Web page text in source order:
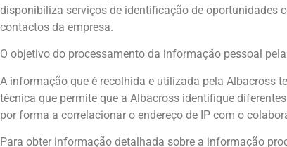
disponibiliza serviços de identificação de oportunidades
contactos da empresa.
O objetivo do processamento da informação pessoal
A informação que é recolhida e utilizada pela Albacross
técnica que permite que a Albacross identifique
por forma a correlacionar o endereço de IP com o
Para obter informação detalhada sobre a informação